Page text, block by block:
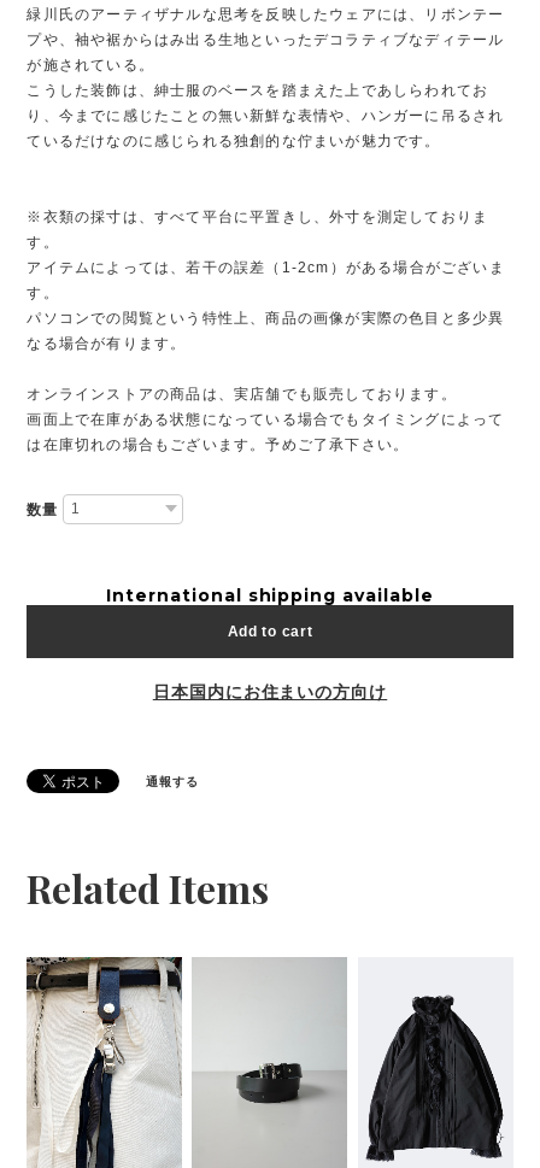
緑川氏のアーティザナルな思考を反映したウェアには、リボンテー
プや、袖や裾からはみ出る生地といったデコラティブなディテール
が施されている。
こうした装飾は、紳士服のベースを踏まえた上であしらわれてお
り、今までに感じたことの無い新鮮な表情や、ハンガーに吊るされ
ているだけなのに感じられる独創的な佇まいが魅力です。
※衣類の採寸は、すべて平台に平置きし、外寸を測定しておりま
す。
アイテムによっては、若干の誤差（1-2cm）がある場合がございま
す。
パソコンでの閲覧という特性上、商品の画像が実際の色目と多少異
なる場合が有ります。
オンラインストアの商品は、実店舗でも販売しております。
画面上で在庫がある状態になっている場合でもタイミングによって
は在庫切れの場合もございます。予めご了承下さい。
数量
International shipping available
Add to cart
日本国内にお住まいの方向け
通報する
Related Items